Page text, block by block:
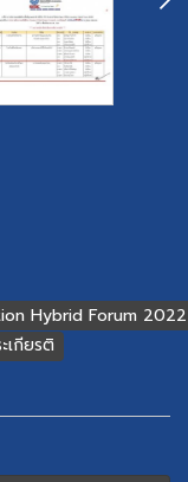
Hybrid Forum 2022
กียรติ